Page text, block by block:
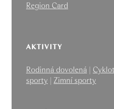
Region Card
AKTIVITY
Rodinná dovolená |
sporty | Zimní sporty